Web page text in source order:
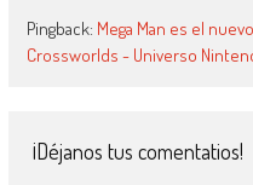
Pingback: Mega Man es el
Crossworlds - Universo
¡Déjanos tus comentatios!